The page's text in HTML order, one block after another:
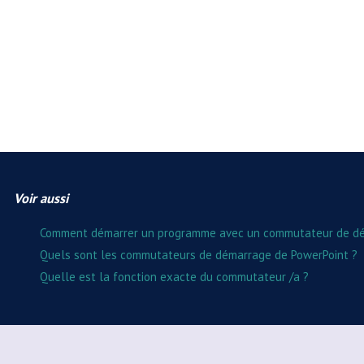
Voir aussi
Comment démarrer un programme avec un commutateur de
Quels sont les commutateurs de démarrage de PowerPoint ?
Quelle est la fonction exacte du commutateur /a ?